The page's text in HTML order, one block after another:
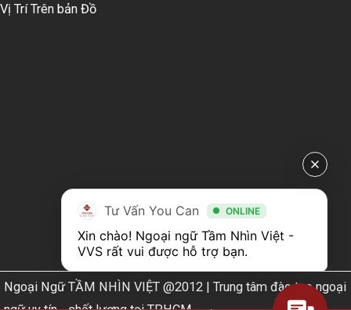
Vị Trí Trên bản Đồ
Ngoại Ngữ TẦM NHÌN VIỆT @2012 | Trung tâm đào tạo ngoại
Tư Vấn You Can ONLINE
Xin chào! Ngoại ngữ Tầm Nhìn Việt -
VVS rất vui được hỗ trợ bạn.